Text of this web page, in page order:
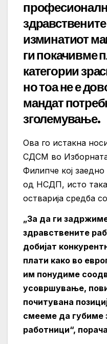
изминатиот
ги покачивме
категории
но тоа не е
мандат
зголемување.
Ова го истакна
СДСМ во
Филипче кој
од НСДП, исто
остварија средба
„За да ги
здравствените
добијат
плати како во
им понудиме
усовршување,
почитувана
смееме да губиме
работници“,